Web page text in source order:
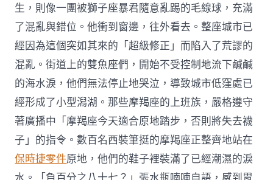
生，則像一團被獅子座暴君隨意亂踢的毛線球，充滿
了混亂與錯位。他衝到窗邊，往外看去。整座城市已
經因為這個突如其來的「超級修正」而陷入了荒謬的
混亂。街道上的雙魚座們，開始不受控制地流下鹹鹹
的海水淚，他們無法停止地哭泣，導致城市低窪處已
經形成了小型潟湖。那些摩羯座的上班族，嚴格遵守
著廣播中「摩羯座今天適合原地踏步，否則將失去襪
子」的指令。數百名西裝筆挺的摩羯座正整齊地站在
保時捷零件原地，他們的鞋子裡裝滿了已經潮濕的淚